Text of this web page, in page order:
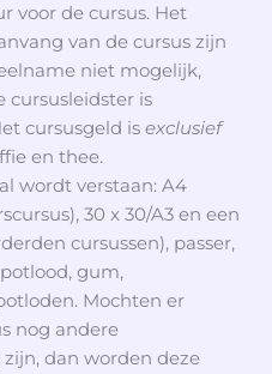
voor de cursus. Het
van de cursus zijn
niet mogelijk,
cursusleidster is
cursusgeld is exclusief
en thee.
wordt verstaan: A4
30 x 30/A3 en een
cursussen), passer,
gum,
Mochten er
nog andere
dan worden deze